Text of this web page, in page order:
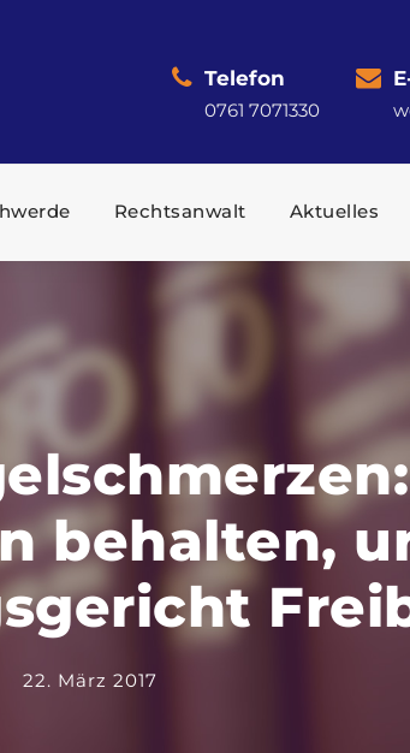
Telefon
0761 7071330
Rechtsanwalt Aktuelles
behalten,
22. März 2017